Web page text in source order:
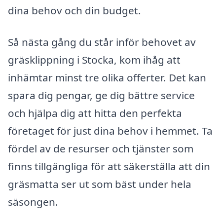
dina behov och din budget.
Så nästa gång du står inför behovet av
gräsklippning i Stocka, kom ihåg att
inhämtar minst tre olika offerter. Det kan
spara dig pengar, ge dig bättre service
och hjälpa dig att hitta den perfekta
företaget för just dina behov i hemmet. Ta
fördel av de resurser och tjänster som
finns tillgängliga för att säkerställa att din
gräsmatta ser ut som bäst under hela
säsongen.